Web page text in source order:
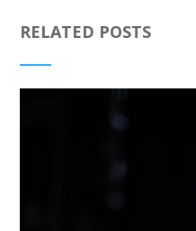
RELATED POSTS